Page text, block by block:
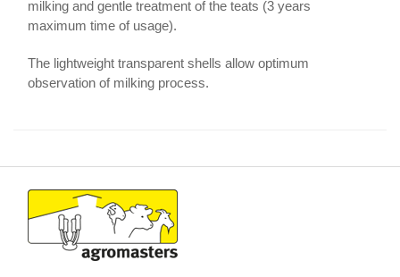
milking and gentle treatment of the teats (3 years
maximum time of usage).
The lightweight transparent shells allow optimum
observation of milking process.